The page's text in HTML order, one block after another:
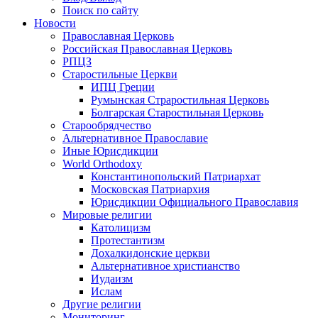
Поиск по сайту
Новости
Православная Церковь
Российская Православная Церковь
РПЦЗ
Старостильные Церкви
ИПЦ Греции
Румынская Страростильная Церковь
Болгарская Старостильная Церковь
Старообрядчество
Альтернативное Православие
Иные Юрисдикции
World Orthodoxy
Константинопольский Патриархат
Московская Патриархия
Юрисдикции Официального Православия
Мировые религии
Католицизм
Протестантизм
Дохалкидонские церкви
Альтернативное христианство
Иудаизм
Ислам
Другие религии